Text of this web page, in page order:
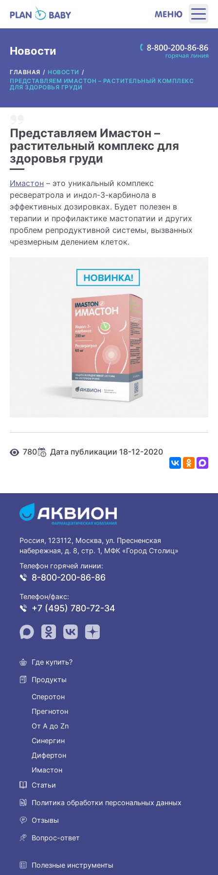
ПРОДУКТЫ
ИНТЕРЕСНОЕ
О ПРОИЗВОДИТЕЛЕ
ГДЕ КУПИТЬ?
Новости
ГЛАВНАЯ
НОВОСТИ
ПРЕДСТАВЛЯЕМ ИМАСТОН – РАСТИТЕЛЬНЫЙ КОМПЛЕКС
ДЛЯ ЗДОРОВЬЯ ГРУДИ
Представляем Имастон –
растительный комплекс для
здоровья груди
Имастон – это уникальный комплекс
ресвератрола и индол-3-карбинола в
эффективных дозировках. Будет полезен в
терапии и профилактике мастопатии и других
проблем репродуктивной системы, вызванных
чрезмерным делением клеток.
780 Дата публикации 18-12-2020
Россия, 123112, Москва, ул. Пресненская
набережная, д. 8, стр. 1, МФК «Город Столиц»
Телефон горячей линии:
8-800-200-86-86
Телефон/факс:
+7 (495) 780-72-34
Где купить?
Продукты
Сперотон
Прегнотон
От А до Zn
Синергин
Дифертон
Имастон
Статьи
Политика обработки персональных данных
Отзывы
Вопрос-ответ
Полезные инструменты